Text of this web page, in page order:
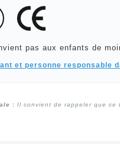
pas aux enfants de
et personne responsable
: Il convient de rappeler que ce